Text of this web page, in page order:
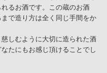
るお酒です。この蔵のお酒
で造り方は全く同じ手間をか
しむように大切に造られた酒
たにもお感じ頂けることでし